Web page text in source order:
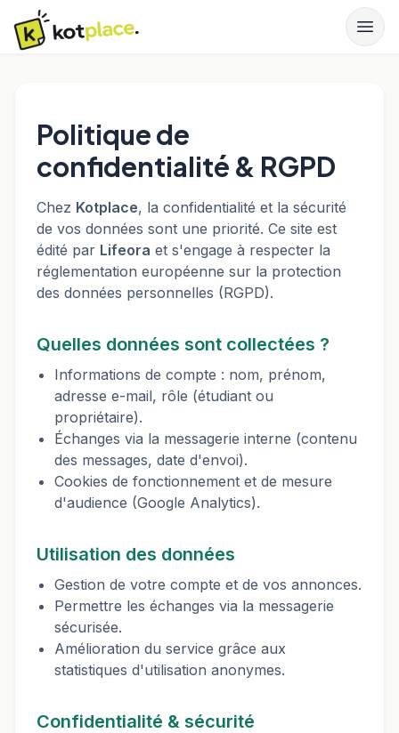
Politique de
confidentialité & RGPD
Chez Kotplace, la confidentialité et la sécurité
de vos données sont une priorité. Ce site est
édité par Lifeora et s'engage à respecter la
réglementation européenne sur la protection
des données personnelles (RGPD).
Quelles données sont collectées ?
Informations de compte : nom, prénom,
adresse e-mail, rôle (étudiant ou
propriétaire).
Échanges via la messagerie interne (contenu
des messages, date d'envoi).
Cookies de fonctionnement et de mesure
d'audience (Google Analytics).
Utilisation des données
Gestion de votre compte et de vos annonces.
Permettre les échanges via la messagerie
sécurisée.
Amélioration du service grâce aux
statistiques d'utilisation anonymes.
Confidentialité & sécurité